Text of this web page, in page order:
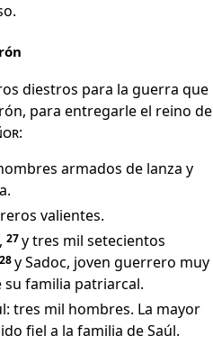
diestros para la guerra que
para entregarle el reino de
:
armados de lanza y
valientes.
27y tres mil setecientos
28y Sadoc, joven guerrero muy
su familia patriarcal.
tres mil hombres. La mayor
fiel a la familia de Saúl.